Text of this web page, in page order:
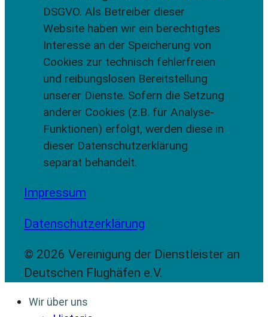
DSGVO. Als Betreiber dieser
Website haben wir ein berechtigtes
Interesse an der Speicherung von
Cookies zur technisch fehlerfreien
und reibungslosen Bereitstellung
unserer Dienste. Sofern die Setzung
anderer Cookies (z.B. für Analyse-
Funktionen) erfolgt, werden diese in
dieser Datenschutzerklärung
separat behandelt.
Impressum
Datenschutzerklärung
© 2026 Vereinigung der Dienstleister an
Deutschen Flughäfen e.V.
Wir über uns